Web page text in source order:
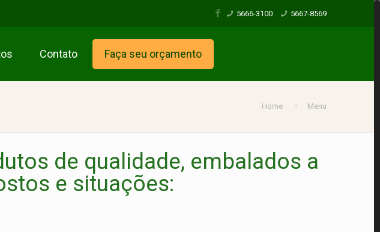
5666-3100 5667-8569
Contato Faça seu orçamento
Home Menu
de qualidade, embalados a
e situações: